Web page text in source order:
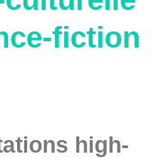
fiction
high-